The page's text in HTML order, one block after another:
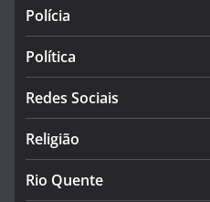
Polícia
Política
Redes Sociais
Religião
Rio Quente